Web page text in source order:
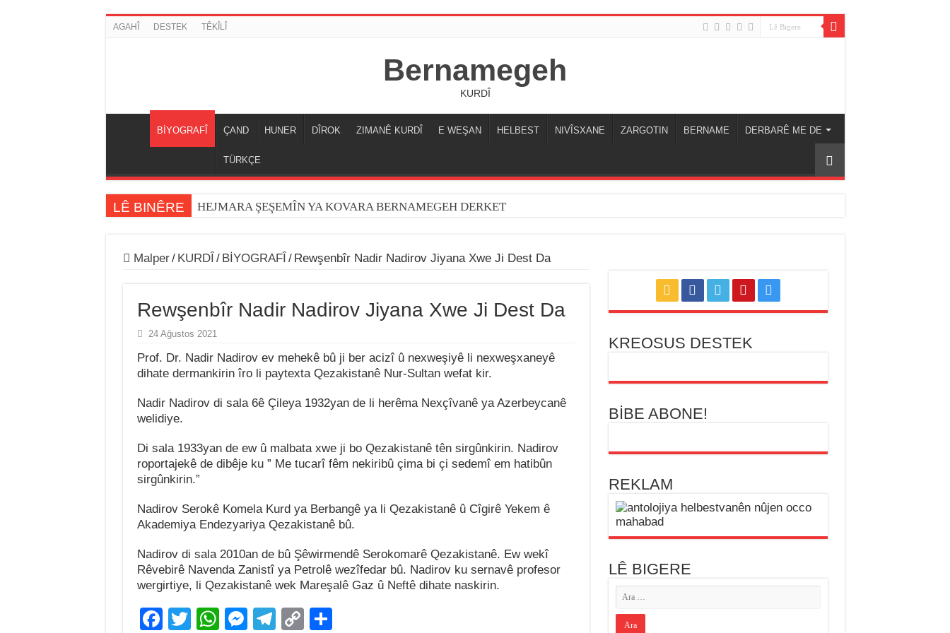
AGAHÎ DESTEK TÊKÎLÎ
Bernamegeh
KURDÎ
BİYOGRAFÎ ÇAND HUNER DÎROK ZIMANÊ KURDÎ E WEŞAN HELBEST NIVÎSXANE ZARGOTIN BERNAME DERBARÊ ME DE
TÜRKÇE
LÊ BINÊRE
HEJMARA ŞEŞEMÎN YA KOVARA BERNAMEGEH DERKET
Hejmara (22) a Kovara Şermola Derket
Jiyana Milet Mihemed
Jiyana Xelȋlȇ Çaçan Mȗradov
Jiyana Çekdar Karataş
126 saliya ji dayȋk bȗna, hȋmdarekȋ edebyeta kurdȋ, bavȇ romana kurdȋ,Erebȇ Şemo Şamȋlov
Hinek leyîskên kurdan ên kevnar
Mîrê Kemençê Mirado
Malper/ KURDÎ / BİYOGRAFÎ / Rewşenbîr Nadir Nadirov Jiyana Xwe Ji Dest Da
Rewşenbîr Nadir Nadirov Jiyana Xwe Ji Dest Da
24 Ağustos 2021
Prof. Dr. Nadir Nadirov ev mehekê bû ji ber acizî û nexweşiyê li nexweşxaneyê
dihate dermankirin îro li paytexta Qezakistanê Nur-Sultan wefat kir.
Nadir Nadirov di sala 6ê Çileya 1932yan de li herêma Nexçîvanê ya Azerbeycanê
welidiye.
Di sala 1933yan de ew û malbata xwe ji bo Qezakistanê tên sirgûnkirin. Nadirov
roportajekê de dibêje ku ” Me tucarî fêm nekiribû çima bi çi sedemî em hatibûn
sirgûnkirin.”
Nadirov Serokê Komela Kurd ya Berbangê ya li Qezakistanê û Cîgirê Yekem ê
Akademiya Endezyariya Qezakistanê bû.
Nadirov di sala 2010an de bû Şêwirmendê Serokomarê Qezakistanê. Ew wekî
Rêvebirê Navenda Zanistî ya Petrolê wezîfedar bû. Nadirov ku sernavê profesor
wergirtiye, li Qezakistanê wek Mareşalê Gaz û Neftê dihate naskirin.
F T W M T C S
KREOSUS DESTEK
BİBE ABONE!
REKLAM
LÊ BIGERE